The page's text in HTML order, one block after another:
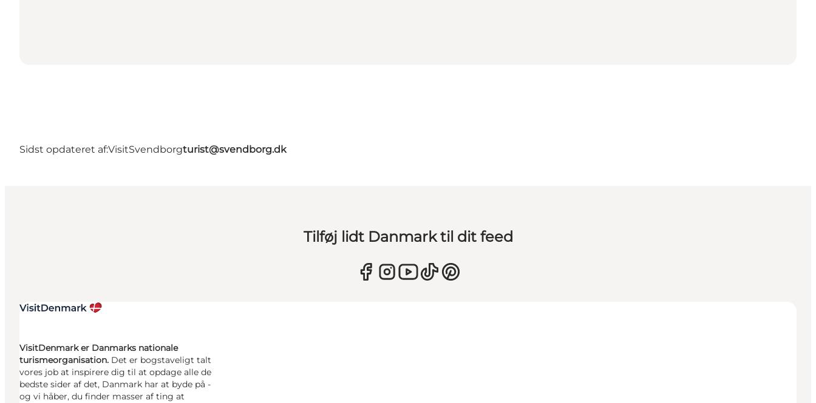
Sidst opdateret af:VisitSvendborgturist@svendborg.dk
Tilføj lidt Danmark til dit feed
VisitDenmark er Danmarks nationale
turismeorganisation. Det er bogstaveligt talt
vores job at inspirere dig til at opdage alle de
bedste sider af det, Danmark har at byde på -
og vi håber, du finder masser af ting at